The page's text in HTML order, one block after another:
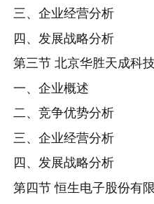
三、企业经营分析
四、发展战略分析
第三节 北京华胜天成科
一、企业概述
二、竞争优势分析
三、企业经营分析
四、发展战略分析
第四节 恒生电子股份有